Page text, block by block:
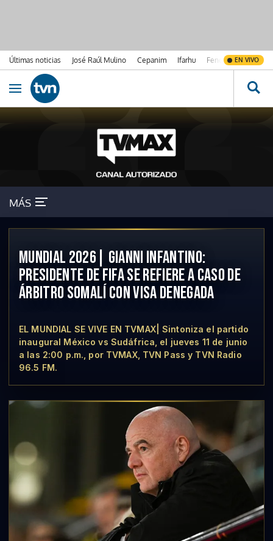
Últimas noticias José Raúl Mulino Cepanim Ifarhu Fenómeno de El
EN VIVO
Ir al contenido
Obrir navegació
MÁS
MUNDIAL 2026| GIANNI INFANTINO:
PRESIDENTE DE FIFA SE REFIERE A CASO DE
ÁRBITRO SOMALÍ CON VISA DENEGADA
EL MUNDIAL SE VIVE EN TVMAX| Sintoniza el partido
inaugural México vs Sudáfrica, el jueves 11 de junio
a las 2:00 p.m., por TVMAX, TVN Pass y TVN Radio
96.5 FM.